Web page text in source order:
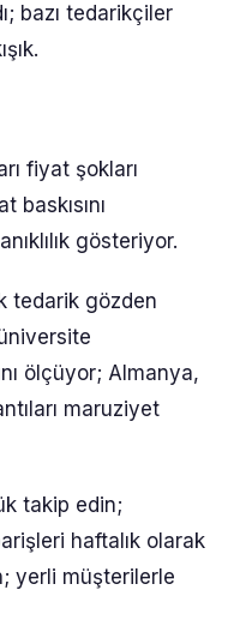
bazı tedarikçiler
fiyat şokları
gösteriyor.
tedarik gözden
ölçüyor; Almanya,
maruziyet
takip edin;
haftalık olarak
yerli müşterilerle